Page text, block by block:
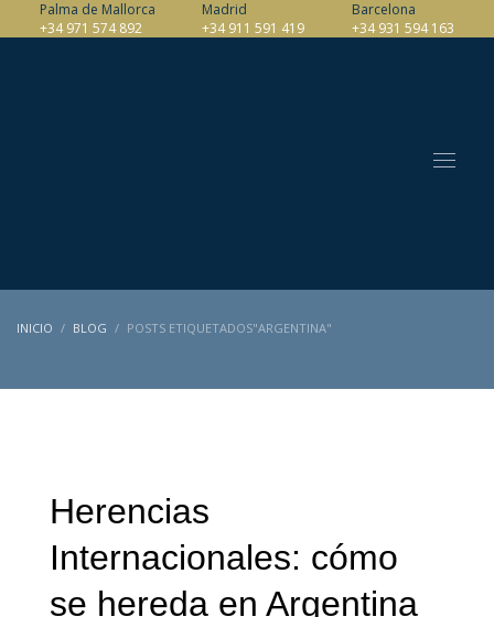
Palma de Mallorca
+34 971 574 892
Madrid
+34 911 591 419
Barcelona
+34 931 594 163
INICIO BLOG POSTS ETIQUETADOS"ARGENTINA"
Herencias
Internacionales: cómo
se hereda en Argentina